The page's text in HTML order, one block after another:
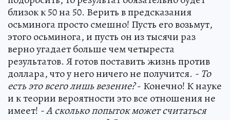
близок к 50 на 50. Верить в предсказания
осьминога просто смешно! Пусть его возьмут,
этого осьминога, и пусть он из тысячи раз
верно угадает больше чем четыреста
результатов. Я готов поставить жизнь против
доллара, что у него ничего не получится. - То
есть это всего лишь везение?- Конечно! К науке
и к теории вероятности это все отношения не
имеет! - А сколько попыток может считаться